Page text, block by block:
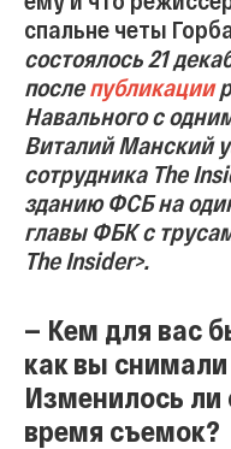
спальне четы
состоялось 21
послепубликации
Навального с
Виталий Манский
сотрудника The
зданию ФСБ на
главы ФБК с
The Insider>.
— Кем для вас
как вы
Изменилось ли
время съемок?